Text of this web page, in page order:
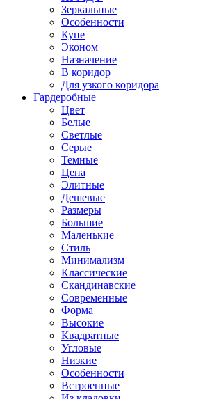
Зеркальные
Особенности
Купе
Эконом
Назначение
В коридор
Для узкого коридора
Гардеробные
Цвет
Белые
Светлые
Серые
Темные
Цена
Элитные
Дешевые
Размеры
Большие
Маленькие
Стиль
Минимализм
Классические
Скандинавские
Современные
Форма
Высокие
Квадратные
Угловые
Низкие
Особенности
Встроенные